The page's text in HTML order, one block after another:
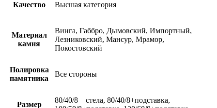
Качество Высшая категория
Материал
камня
Винга, Габбро, Дымовский, Импортный,
Лезниковский, Мансур, Мрамор,
Покостовский
Полировка
памятника
Все стороны
Размер
80/40/8 – стела, 80/40/8+подставка,